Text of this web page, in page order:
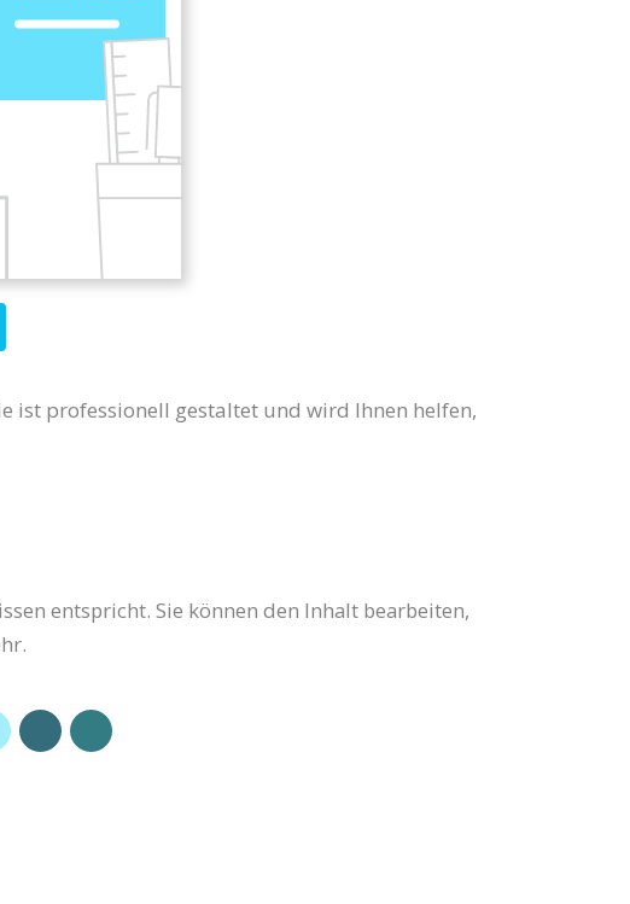
ist professionell gestaltet und wird Ihnen helfen,
entspricht. Sie können den Inhalt bearbeiten,